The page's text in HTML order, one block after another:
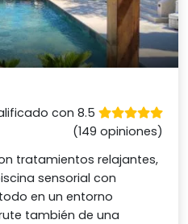
con 8.5
(149 opiniones)
tratamientos relajantes,
sensorial con
en un entorno
también de una